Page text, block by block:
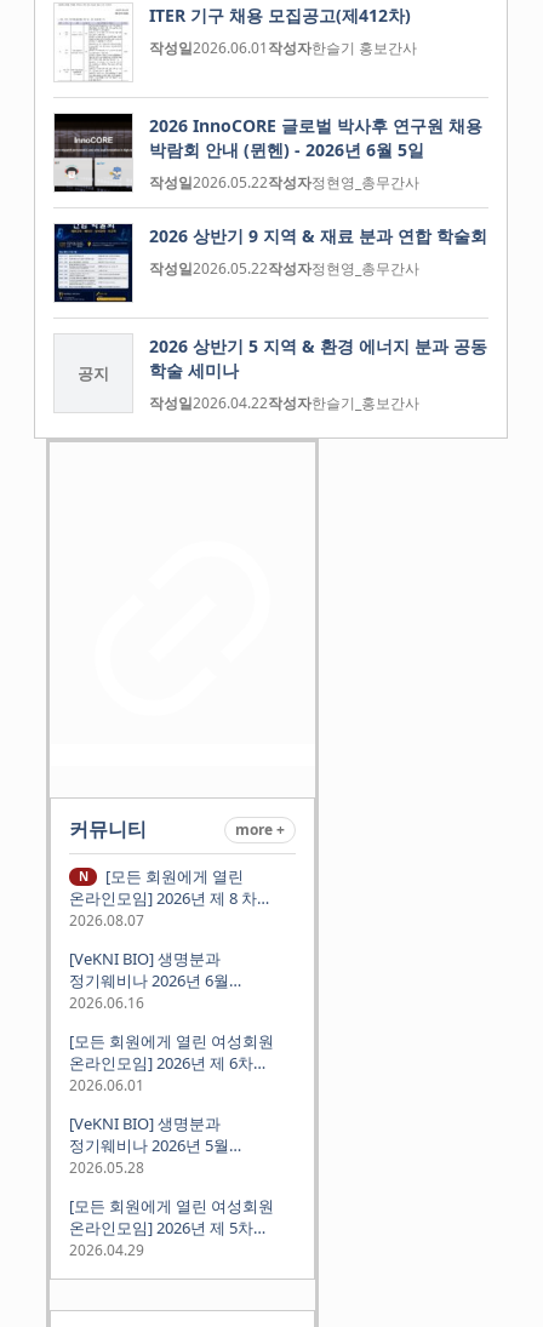
ITER 기구 채용 모집공고(제412차)
작성일2026.06.01작성자한슬기 홍보간사
2026 InnoCORE 글로벌 박사후 연구원 채용
박람회 안내 (뮌헨) - 2026년 6월 5일
작성일2026.05.22작성자정현영_총무간사
2026 상반기 9 지역 & 재료 분과 연합 학술회
작성일2026.05.22작성자정현영_총무간사
공지
2026 상반기 5 지역 & 환경 에너지 분과 공동
학술 세미나
작성일2026.04.22작성자한슬기_홍보간사
커뮤니티 more +
N
온라인모임] 2026년 제 8 차
정기모임 (8월 12일 수요일 저녁
경험담
2026.08.07
[VeKNI BIO] 생명분과
정기웨비나 2026년 6월
(2026.06.18 Thu 9:00PM)
2026.06.16
[모든 회원에게 열린 여성회원
온라인모임] 2026년 제 6차
정기모임 (6월 10일 수요일 저녁
2026.06.01
[VeKNI BIO] 생명분과
정기웨비나 2026년 5월
(2026.05.28 Thu 9:00PM)
2026.05.28
[모든 회원에게 열린 여성회원
온라인모임] 2026년 제 5차
정기모임 (5월 12일 화요일 저녁
2026.04.29